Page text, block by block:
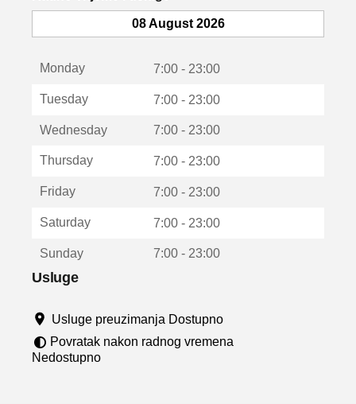
o
u
u
08 August 2026
Monday 7:00 - 23:00
Tuesday 7:00 - 23:00
Wednesday 7:00 - 23:00
Thursday 7:00 - 23:00
Friday 7:00 - 23:00
Saturday 7:00 - 23:00
Sunday 7:00 - 23:00
Usluge
Usluge preuzimanja Dostupno
Povratak nakon radnog vremena
Nedostupno